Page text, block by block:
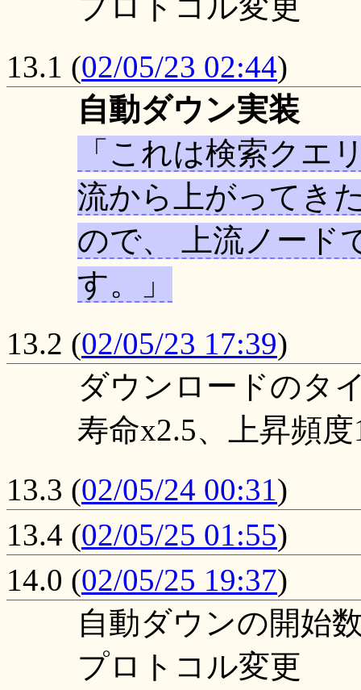
13.1 (02/05/23 02:44)
自動ダウン実装
これは検索クエ
流から上がってき
ので、 上流ノード
す。
13.2 (02/05/23 17:39)
ダウンロードのタ
寿命x2.5、上昇頻度
13.3 (02/05/24 00:31)
13.4 (02/05/25 01:55)
14.0 (02/05/25 19:37)
自動ダウンの開始
プロトコル変更